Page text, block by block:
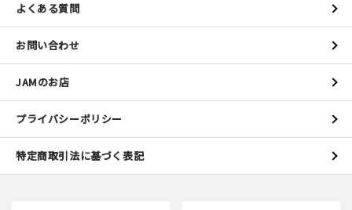
よくある質問
お問い合わせ
JAMのお店
プライバシーポリシー
特定商取引法に基づく表記